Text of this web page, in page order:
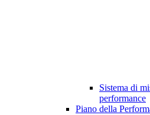
Sistema di
performance
Piano della